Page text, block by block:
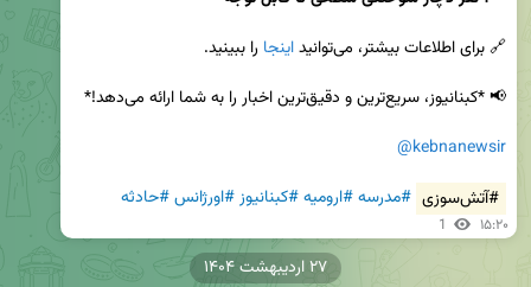
🔗 برای اطلاعات بیشتر، می‌توانید
اینجا
@kebnanewsir
#آتش‌سوزی
#مدرسه#ارومیه#کبنانیوز#اورژانس#حادثه
1 ۱۵:۲۰
۲۷ اردیبهشت ۱۴۰۴